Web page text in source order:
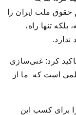
حقوق ملت ایران را
بلکه تنها راه،
کرد: غنی‌سازی
است که ما از
برای کسب این